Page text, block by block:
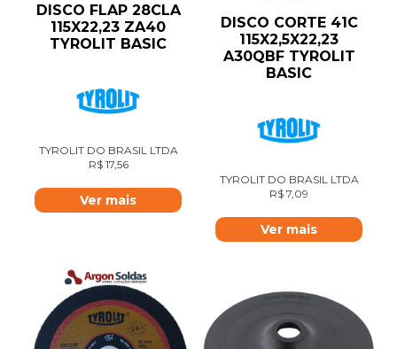
DISCO FLAP 28CLA
115X22,23 ZA40
TYROLIT BASIC
TYROLIT DO BRASIL LTDA
R$17,56
Ver mais
DISCO CORTE 41C
115X2,5X22,23
A30QBF TYROLIT
BASIC
TYROLIT DO BRASIL LTDA
R$ 7,09
Ver mais